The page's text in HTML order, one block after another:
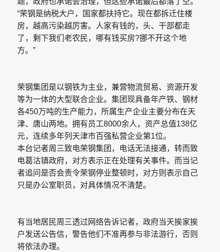
“荣钢是纳税大户，国家都扶持它。现在都拆迁住楼
房，越高污染越厉害。人家有钱的，头、干部都走
了，剩下我们老农民，哪有钱买房?挪不开这个地
方。”
荣钢集团是以钢铁为主业，兼营物流贸易、资源开发
等为一体的大型联合企业。集团现具备年产铁、钢材
各450万吨的生产能力，所属生产企业主要分布在天
津、唐山两地。拥有员工8000余人，资产总值138亿
元，连续多年列天津市百强私营企业第1位。
本台记者周三致电荣钢集团，电话无法接通，转而致
电葛沽镇政府，对方表示正在处理有关事件。而当记
者追问是否会责令荣钢停业整顿时，对方则表示自己
只是办公室职员，对具体情况不清楚。
有当地居民周三透过网络告诉记者，政府当天挨家挨
户发送公告信，警告他们不准再参与非法游行，否则
将依法办理。